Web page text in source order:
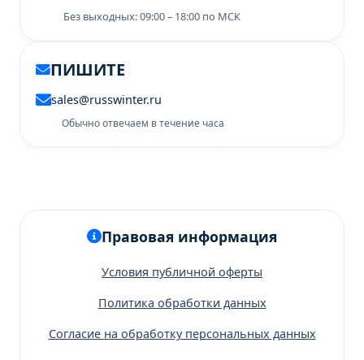
Без выходных: 09:00 – 18:00 по МСК
ПИШИТЕ
sales@russwinter.ru
Обычно отвечаем в течение часа
Правовая информация
Условия публичной оферты
Политика обработки данных
Согласие на обработку персональных данных